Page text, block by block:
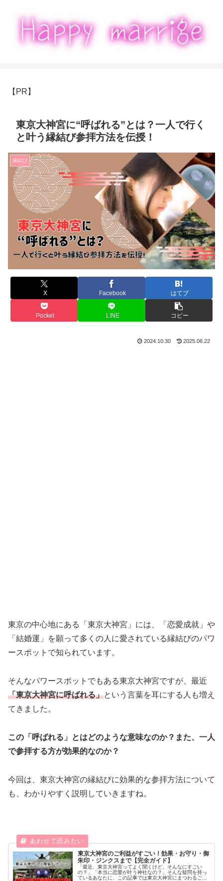
【PR】
東京大神宮に“呼ばれる”とは？一人で行く
と叶う縁結び参拝方法を伝授！
縁結び
X Facebook はてブ
Pocket LINE コピー
2024.10.30 2025.06.22
東京の中心地にある「東京大神宮」には、「恋愛成就」や
「結婚運」を願って多くの人に愛されている縁結びのパワ
ースポットで知られています。
そんなパワースポットでもある東京大神宮ですが、最近
「東京大神宮に呼ばれる」という言葉を耳にする人も増え
てきました。
この「呼ばれる」とはどのような意味なのか？また、一人
で参拝する方が効果的なのか？
今回は、東京大神宮の縁結びに効果的な参拝方法について
も、わかりやすく説明していきますね。
東京大神宮のご利益がすごい！効果・お守り・御
朱印・ジンクスまで【完全ガイド】
「最近、東京大神宮ってよく聞くけど、そんなにすごい
の？」「本当に恋愛が叶う神社なの？」そんな疑問を持っ
ているあなたに、この記事では東京大神宮にまつわるご利